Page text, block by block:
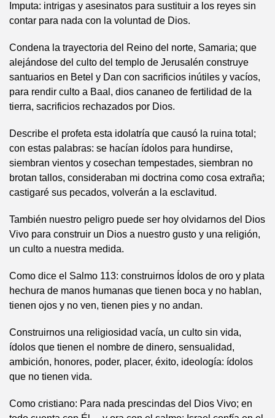
Imputa: intrigas y asesinatos para sustituir a los reyes sin
contar para nada con la voluntad de Dios.
Condena la trayectoria del Reino del norte, Samaria; que
alejándose del culto del templo de Jerusalén construye
santuarios en Betel y Dan con sacrificios inútiles y vacíos,
para rendir culto a Baal, dios cananeo de fertilidad de la
tierra, sacrificios rechazados por Dios.
Describe el profeta esta idolatría que causó la ruina total;
con estas palabras: se hacían ídolos para hundirse,
siembran vientos y cosechan tempestades, siembran no
brotan tallos, consideraban mi doctrina como cosa extraña;
castigaré sus pecados, volverán a la esclavitud.
También nuestro peligro puede ser hoy olvidarnos del Dios
Vivo para construir un Dios a nuestro gusto y una religión,
un culto a nuestra medida.
Como dice el Salmo 113: construirnos Ídolos de oro y plata
hechura de manos humanas que tienen boca y no hablan,
tienen ojos y no ven, tienen pies y no andan.
Construirnos una religiosidad vacía, un culto sin vida,
ídolos que tienen el nombre de dinero, sensualidad,
ambición, honores, poder, placer, éxito, ideología: ídolos
que no tienen vida.
Como cristiano: Para nada prescindas del Dios Vivo; en